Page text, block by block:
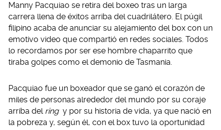
Manny Pacquiao se retira del boxeo tras un larga
carrera llena de éxitos arriba del cuadrilátero. El púgil
filipino acaba de anunciar su alejamiento del box con un
emotivo video que compartió en redes sociales. Todos
lo recordamos por ser ese hombre chaparrito que
tiraba golpes como el demonio de Tasmania.
Pacquiao fue un boxeador que se ganó el corazón de
miles de personas alrededor del mundo por su coraje
arriba del ring y por su historia de vida, ya que nació en
la pobreza y, según él, con el box tuvo la oportunidad